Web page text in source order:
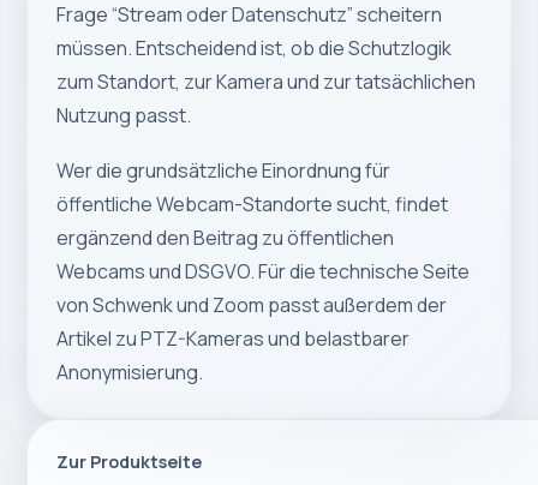
Frage “Stream oder Datenschutz” scheitern
müssen. Entscheidend ist, ob die Schutzlogik
zum Standort, zur Kamera und zur tatsächlichen
Nutzung passt.
Wer die grundsätzliche Einordnung für
öffentliche Webcam-Standorte sucht, findet
ergänzend den Beitrag zuöffentlichen
Webcams und DSGVO. Für die technische Seite
von Schwenk und Zoom passt außerdem der
Artikel zuPTZ-Kameras und belastbarer
Anonymisierung.
Zur Produktseite